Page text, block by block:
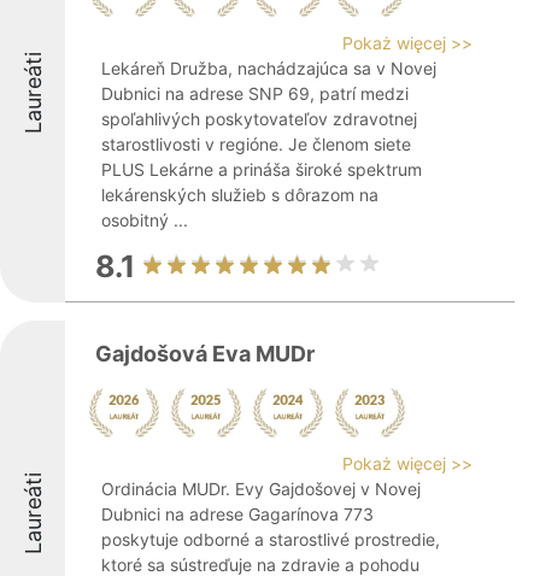
Laureáti
Pokaż więcej >>
Lekáreň Družba, nachádzajúca sa v Novej
Dubnici na adrese SNP 69, patrí medzi
spoľahlivých poskytovateľov zdravotnej
starostlivosti v regióne. Je členom siete
PLUS Lekárne a prináša široké spektrum
lekárenských služieb s dôrazom na
osobitný ...
8.1
Laureáti
Gajdošová Eva MUDr
Pokaż więcej >>
Ordinácia MUDr. Evy Gajdošovej v Novej
Dubnici na adrese Gagarínova 773
poskytuje odborné a starostlivé prostredie,
ktoré sa sústreďuje na zdravie a pohodu